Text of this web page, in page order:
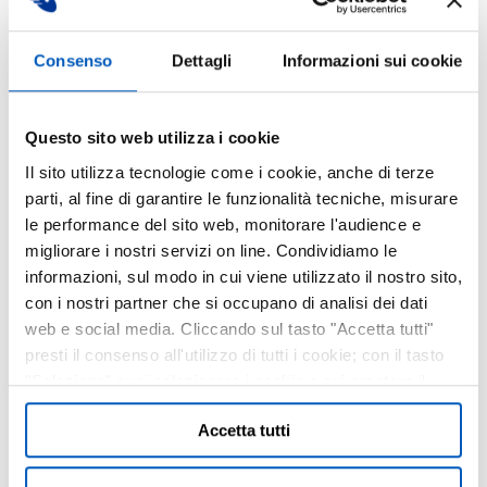
Consenso Dettagli Informazioni sui cookie
Questo sito web utilizza i cookie
Il sito utilizza tecnologie come i cookie, anche di terze
parti, al fine di garantire le funzionalità tecniche, misurare
le performance del sito web, monitorare l'audience e
migliorare i nostri servizi on line. Condividiamo le
informazioni, sul modo in cui viene utilizzato il nostro sito,
con i nostri partner che si occupano di analisi dei dati
web e social media. Cliccando sul tasto "Accetta tutti"
presti il consenso all'utilizzo di tutti i cookie; con il tasto
"Seleziona" puoi selezionare i cookie a cui prestare il
consenso; con il tasto "Rifiuta" o cliccando la “X” in alto a
destra puoi continuare la navigazione solo con l'utilizzo
dei cookie necessari. Per saperne di più ed
Accetta tutti
SERVIZIO DI TRACING &
TRACKING
Con ilservizio trackingdella
spedizione sai sempre dove si trova la
merce spedita e puoi monitorare l’intera
catena logistica in completa
autonomia. Accedi all’area riservatae